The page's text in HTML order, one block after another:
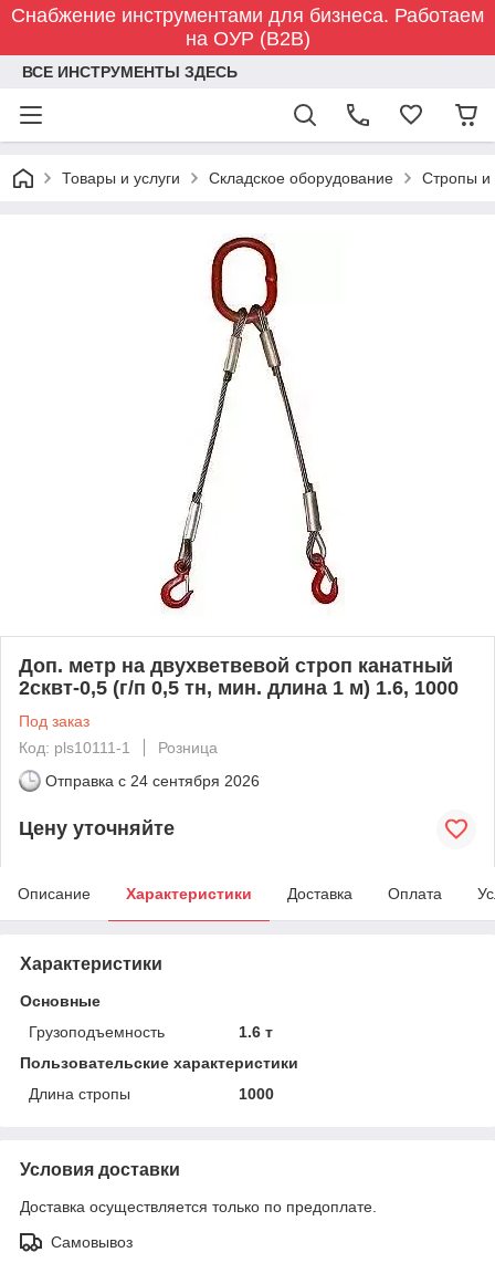
Снабжение инструментами для бизнеса. Работаем
на ОУР (B2B)
ВСЕ ИНСТРУМЕНТЫ ЗДЕСЬ
Товары и услуги Складское оборудование Стропы и
Доп. метр на двухветвевой строп канатный
2сквт-0,5 (г/п 0,5 тн, мин. длина 1 м) 1.6, 1000
Под заказ
Код: pls10111-1
Розница
Отправка с 24 сентября 2026
Цену уточняйте
Описание Характеристики Доставка Оплата
Характеристики
Основные
Грузоподъемность
1.6 т
Пользовательские характеристики
Длина стропы
1000
Условия доставки
Доставка осуществляется только по предоплате.
Самовывоз